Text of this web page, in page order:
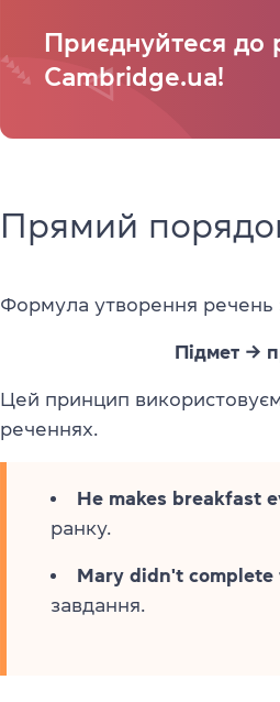
Приєднуйтеся до
Cambrіdge.ua!
Прямий
Формула утворення речень
Підмет →
Цей принцип
реченнях.
He makes breakfast
ранку.
Mary didn't
завдання.